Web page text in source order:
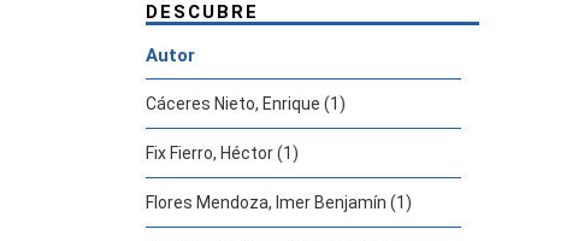
DESCUBRE
Autor
Cáceres Nieto, Enrique (1)
Fix Fierro, Héctor (1)
Flores Mendoza, Imer Benjamín (1)